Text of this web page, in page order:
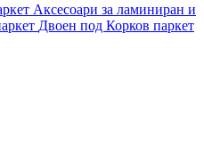
Аксесоари за ламиниран и
Двоен под Корков паркет